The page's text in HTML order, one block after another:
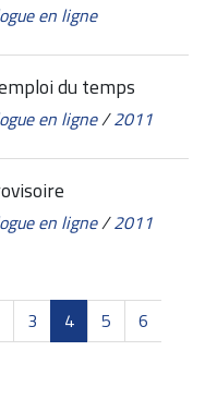
en ligne
du temps
en ligne/2011
en ligne/2011
3 4 5
6